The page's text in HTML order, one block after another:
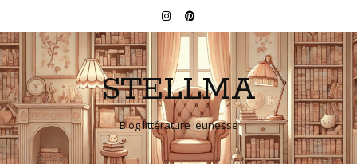
STELLMA
Blog littérature jeunesse